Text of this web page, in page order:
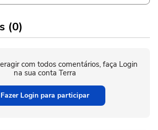
(0)
com todos comentários, faça Login
na sua conta Terra
Fazer Login para participar